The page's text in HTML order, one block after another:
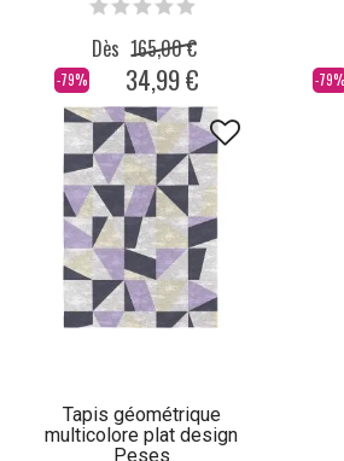
-79%
Dès 165,00 €
34,99 € -79%
Tapis géométrique
multicolore plat design
Peses